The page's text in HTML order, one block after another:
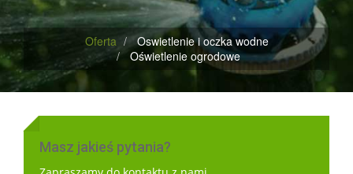
Oferta
Oswietlenie i oczka wodne
Oświetlenie ogrodowe
Masz jakieś pytania?